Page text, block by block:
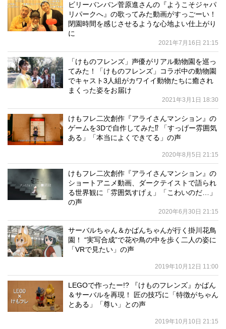
ビリーバンバン菅原進さんの『ようこそジャパ
リパークへ』の歌ってみた動画がすっごーい！
閉園時間を感じさせるような心地よい仕上がり
に
2021年7月16日 21:15
「けものフレンズ」声優がリアル動物園を巡っ
てみた！「けものフレンズ」コラボ中の動物園
でキャスト3人組がカワイイ動物たちに癒され
まくった姿をお届け
2021年3月1日 18:30
けもフレ二次創作『アライさんマンション』の
ゲームを3Dで自作してみた⁉ 「すっげー雰囲気
ある」「本当によくできてる」の声
2020年8月5日 21:15
けもフレ二次創作『アライさんマンション』の
ショートアニメ動画、ダークテイストで語られ
る世界観に「雰囲気すげぇ」「こわいのだ…」
の声
2020年6月30日 21:15
サーバルちゃん＆かばんちゃんが行く掛川花鳥
園！ “実写合成”で花や鳥の中を歩く二人の姿に
「VRで見たい」の声
2019年10月12日 11:00
LEGOで作ったー!? 『けものフレンズ』かばん
＆サーバルを再現！ 匠の技巧に「特徴がちゃん
とある」「尊い」との声
2019年10月10日 21:15